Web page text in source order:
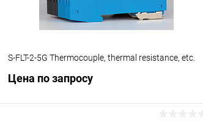
S-FLT-2-5G Thermocouple, thermal resistance, etc.
Цена по запросу